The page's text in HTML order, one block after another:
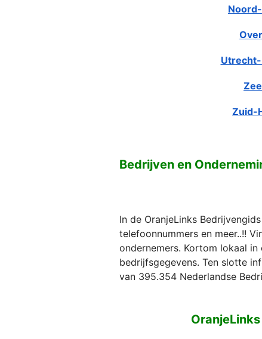
Zuid-
Bedrijven en
In de OranjeLinks
telefoonnummers en meer..!!
ondernemers. Kortom lokaal
bedrijfsgegevens. Ten slotte
van 395.354 Nederlandse